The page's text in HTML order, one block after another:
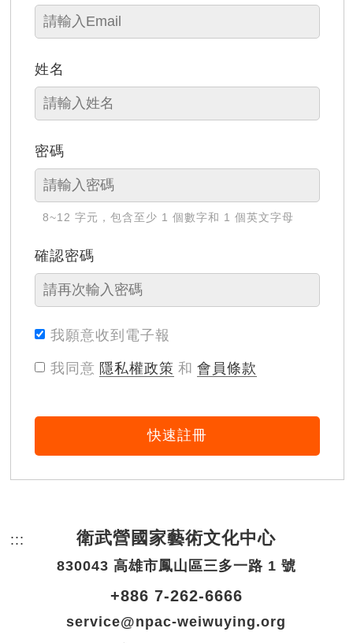
姓名
密碼
8~12 字元，包含至少 1 個數字和 1 個英文字母
確認密碼
我願意收到電子報
我同意 隱私權政策 和 會員條款
快速註冊
::: 頁尾網站資訊。
衛武營國家藝術文化中心
830043 高雄市鳳山區三多一路 1 號
+886 7-262-6666
service@npac-weiwuying.org